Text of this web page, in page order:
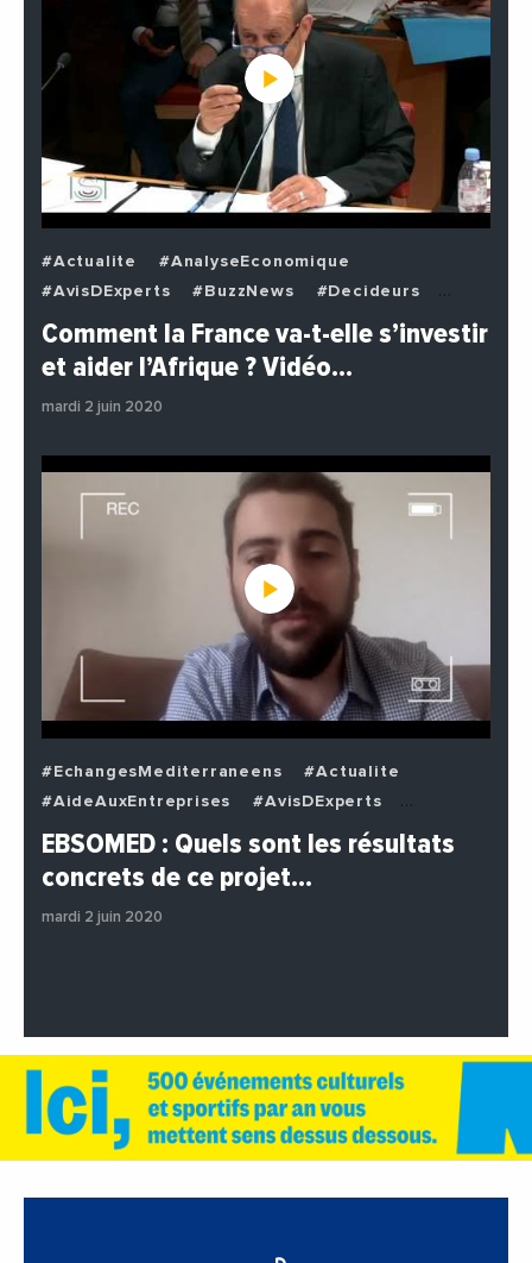
#Actualite
#AnalyseEconomique
#AvisDExperts
#BuzzNews
#Decideurs
#EchangesMediterraneens
#Economie
#Politique
Comment la France va-t-elle s’investir
et aider l’Afrique ? Vidéo…
mardi 2 juin 2020
#EchangesMediterraneens
#Actualite
#AideAuxEntreprises
#AvisDExperts
#BuzzNews
#Decideurs
#Entreprises
#Institutions
EBSOMED : Quels sont les résultats
concrets de ce projet…
mardi 2 juin 2020